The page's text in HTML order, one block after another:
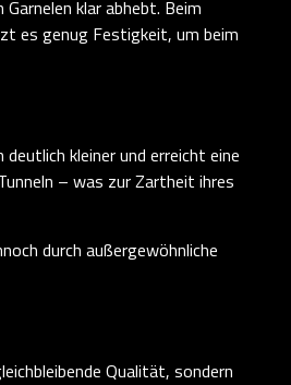
klar abhebt. Beim
es genug Festigkeit, um beim
kleiner und erreicht eine
– was zur Zartheit ihres
durch außergewöhnliche
Qualität, sondern